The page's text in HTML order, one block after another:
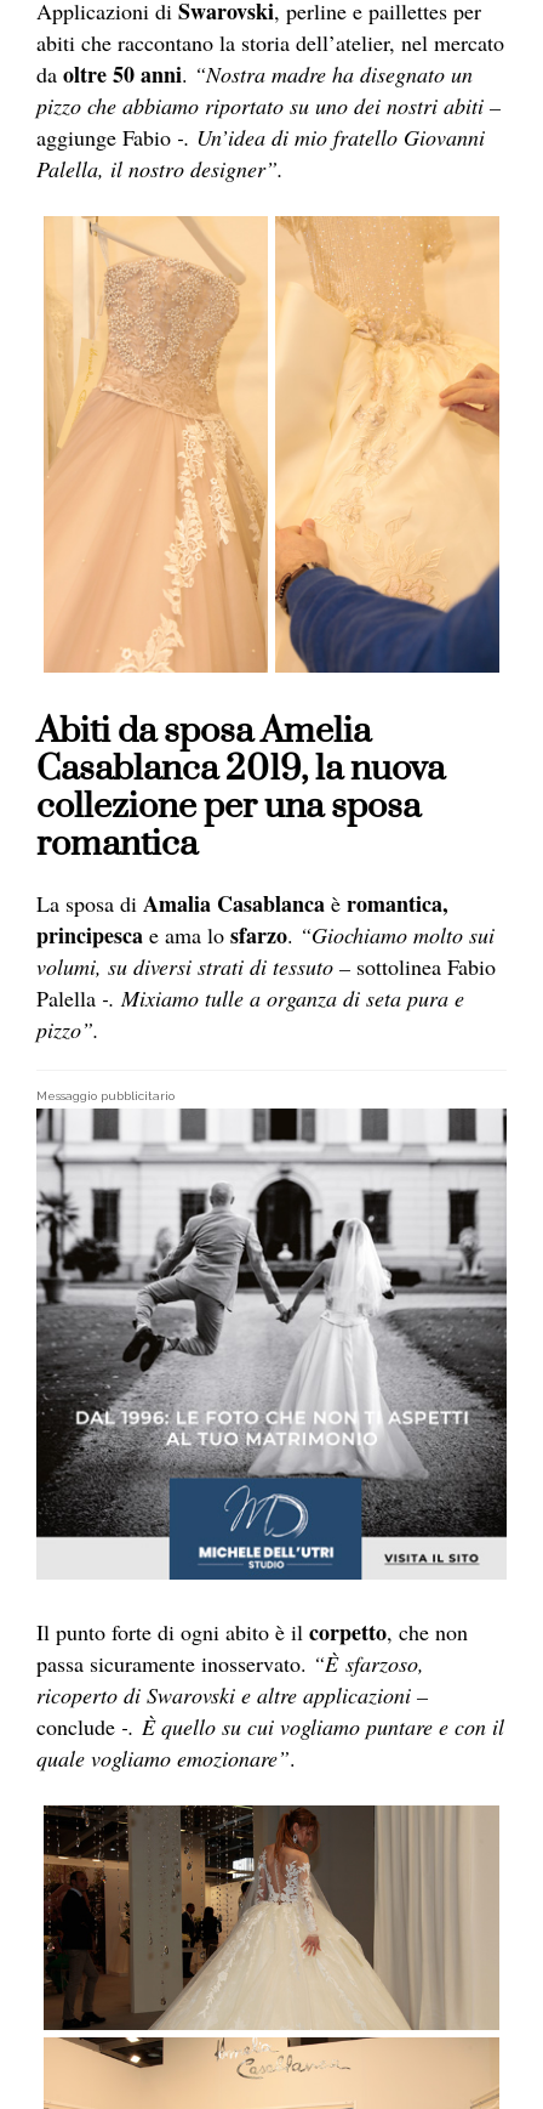
Applicazioni di Swarovski, perline e paillettes per
abiti che raccontano la storia dell’atelier, nel mercato
da oltre 50 anni. “Nostra madre ha disegnato un
pizzo che abbiamo riportato su uno dei nostri abiti –
aggiunge Fabio -. Un’idea di mio fratello Giovanni
Palella, il nostro designer”.
Abiti da sposa Amelia
Casablanca 2019, la nuova
collezione per una sposa
romantica
La sposa di Amalia Casablanca è romantica,
principesca e ama lo sfarzo. “Giochiamo molto sui
volumi, su diversi strati di tessuto – sottolinea Fabio
Palella -. Mixiamo tulle a organza di seta pura e
pizzo”.
Messaggio pubblicitario
Il punto forte di ogni abito è il corpetto, che non
passa sicuramente inosservato. “È sfarzoso,
ricoperto di Swarovski e altre applicazioni –
conclude -. È quello su cui vogliamo puntare e con il
quale vogliamo emozionare”.